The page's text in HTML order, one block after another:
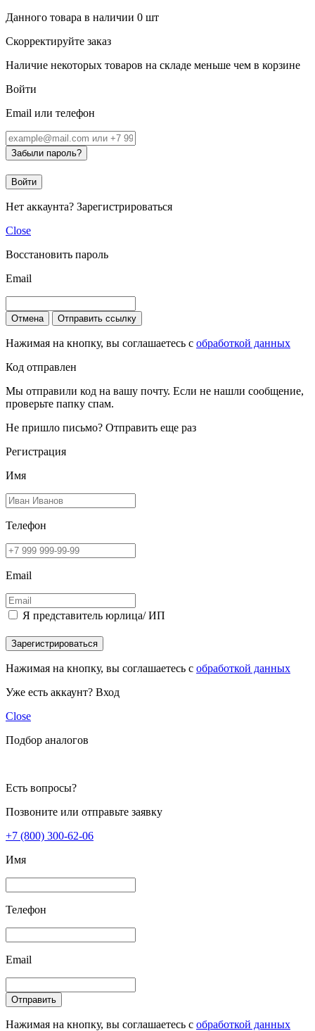
Данного товара в наличии 0 шт
Скорректируйте заказ
Наличие некоторых товаров на складе меньше чем в корзине
Войти
Email или телефон
Забыли пароль?
Войти
Нет аккаунта? Зарегистрироваться
Close
Восстановить пароль
Email
Отмена Отправить ссылку
Нажимая на кнопку, вы соглашаетесь с обработкой данных
Код отправлен
Мы отправили код на вашу почту. Если не нашли сообщение,
проверьте папку спам.
Не пришло письмо? Отправить еще раз
Регистрация
Имя
Телефон
Email
Я представитель юрлица/ ИП
Зарегистрироваться
Нажимая на кнопку, вы соглашаетесь с обработкой данных
Уже есть аккаунт? Вход
Close
Подбор аналогов
Есть вопросы?
Позвоните или отправьте заявку
+7 (800) 300-62-06
Имя
Телефон
Email
Отправить
Нажимая на кнопку, вы соглашаетесь с обработкой данных